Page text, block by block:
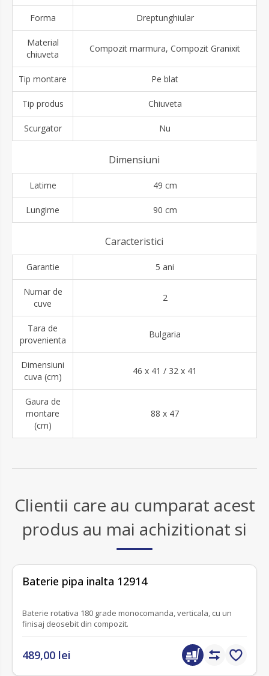
Forma Dreptunghiular
Material
chiuveta
Compozit marmura, Compozit Granixit
Tip montare Pe blat
Tip produs Chiuveta
Scurgator Nu
Dimensiuni
Latime 49 cm
Lungime 90 cm
Caracteristici
Garantie 5 ani
Numar de
cuve
2
Tara de
provenienta
Bulgaria
Dimensiuni
cuva (cm)
46 x 41 / 32 x 41
Gaura de
montare
(cm)
88 x 47
Clientii care au cumparat acest
produs au mai achizitionat si
Baterie pipa inalta 12914
Baterie rotativa 180 grade monocomanda, verticala, cu un
finisaj deosebit din compozit.
489,00 lei